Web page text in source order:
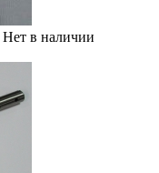
Нет в наличии